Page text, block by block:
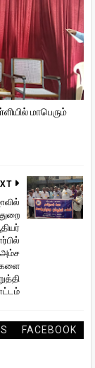
மாபெரும்
FACEBOOK